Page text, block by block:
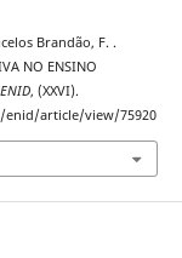
Brandão, F. .
NO ENSINO
, (XXVI).
article/view/75920